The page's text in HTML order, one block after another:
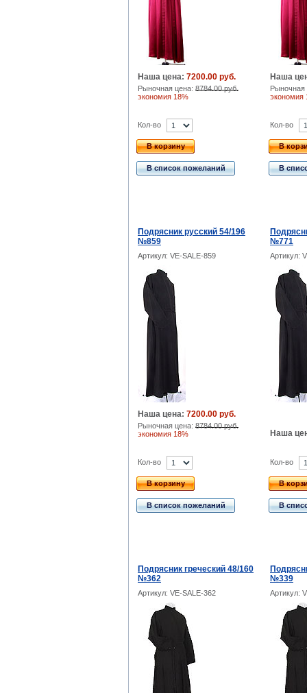
Наша цена: 7200.00 руб.
Рыночная цена: 8784.00 руб.
экономия 18%
Наша
экономия
Кол-во
В корзину
В список пожеланий
Кол-во
В
В
Подрясник русский 54/196
№859
№771
Артикул: VE-SALE-859 Артикул:
Наша цена: 7200.00 руб.
Рыночная цена: 8784.00 руб.
экономия 18%
Наша
Кол-во
В корзину
В список пожеланий
Кол-во
В
В
Подрясник греческий 48/160
№362
№339
Артикул: VE-SALE-362 Артикул: